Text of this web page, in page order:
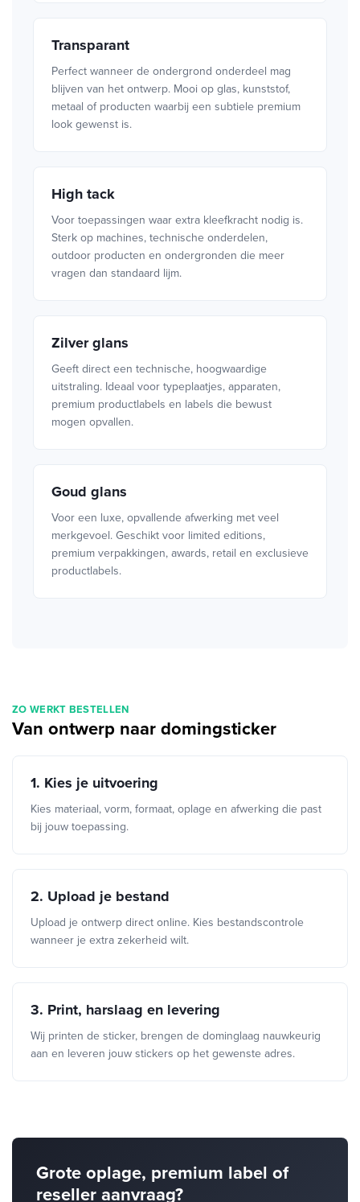
Transparant
Perfect wanneer de ondergrond onderdeel mag
blijven van het ontwerp. Mooi op glas, kunststof,
metaal of producten waarbij een subtiele premium
look gewenst is.
High tack
Voor toepassingen waar extra kleefkracht nodig is.
Sterk op machines, technische onderdelen,
outdoor producten en ondergronden die meer
vragen dan standaard lijm.
Zilver glans
Geeft direct een technische, hoogwaardige
uitstraling. Ideaal voor typeplaatjes, apparaten,
premium productlabels en labels die bewust
mogen opvallen.
Goud glans
Voor een luxe, opvallende afwerking met veel
merkgevoel. Geschikt voor limited editions,
premium verpakkingen, awards, retail en exclusieve
productlabels.
ZO WERKT BESTELLEN
Van ontwerp naar domingsticker
1. Kies je uitvoering
Kies materiaal, vorm, formaat, oplage en afwerking die past
bij jouw toepassing.
2. Upload je bestand
Upload je ontwerp direct online. Kies bestandscontrole
wanneer je extra zekerheid wilt.
3. Print, harslaag en levering
Wij printen de sticker, brengen de dominglaag nauwkeurig
aan en leveren jouw stickers op het gewenste adres.
Grote oplage, premium label of
reseller aanvraag?